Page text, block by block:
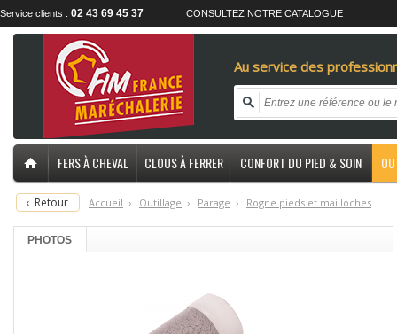
Service clients : 02 43 69 45 37 CONSULTEZ NOTRE CATALOGUE
Au service des
FERS À CHEVAL CLOUS À FERRER CONFORT DU PIED & SOIN
‹ Retour Accueil › Outillage › Parage › Rogne pieds et mailloches
PHOTOS